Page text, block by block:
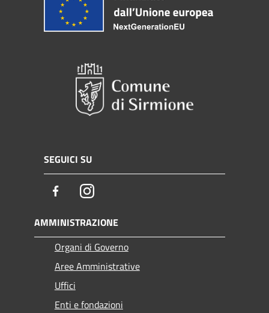
SEGUICI SU
FacebookInstagram
AMMINISTRAZIONE
Organi di Governo
Aree Amministrative
Uffici
Enti e fondazioni